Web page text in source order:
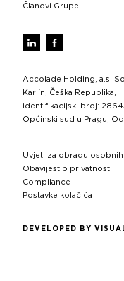
Članovi Grupe
Accolade Holding, a.s.
Karlín, Češka Republika,
identifikacijski broj:
Općinski sud u Pragu,
Uvjeti za obradu osobnih
Obavijest o privatnosti
Compliance
Postavke kolačića
DEVELOPED BY